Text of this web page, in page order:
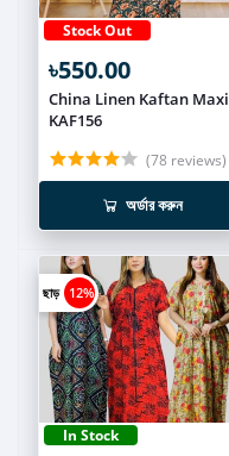
Stock Out
৳550.00
China Linen Kaftan Maxi
KAF156
(78 reviews)
অর্ডার করুন
ছাড় 12%
In Stock